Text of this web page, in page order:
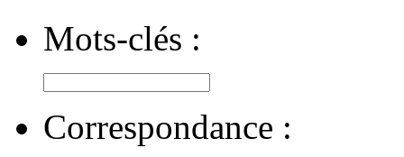
Mots-clés :
Correspondance :